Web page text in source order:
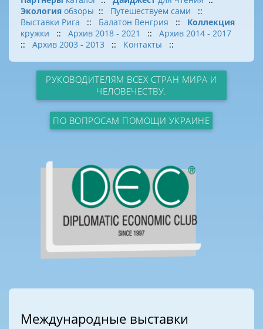
Экология обзоры :: Путешествуем сами
::
Выставки Рига
:: Балатон Венгрия :: Коллекция
кружки
:: Архив 2018 - 2021 :: Архив 2014 - 2017
:: Архив 2003 - 2013 :: Контакты ::
РУКОВОДИТЕЛЯМ ВСЕХ СТРАН МИРА И
ЧЕЛОВЕЧЕСТВУ.
ПО ВОПРОСАМ ПОМОЩИ УКРАИНЕ
Международные выставки